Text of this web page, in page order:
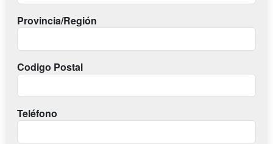
Provincia/Región
Codigo Postal
Teléfono